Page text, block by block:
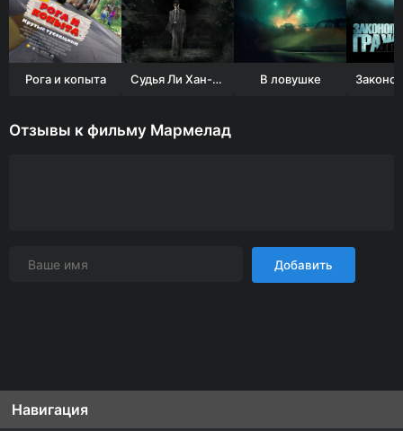
Рога и копыта Судья Ли Хан-ён В ловушке
Отзывы к фильму Мармелад
Добавить
Навигация